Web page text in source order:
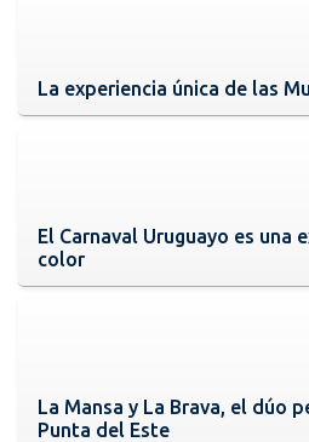
La experiencia única de las
El Carnaval Uruguayo es una
color
La Mansa y La Brava, el dúo
Punta del Este